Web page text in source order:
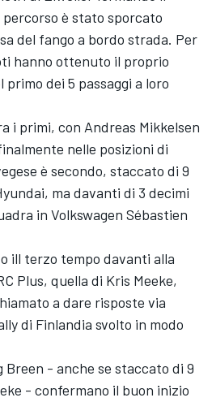
è stato sporcato
del fango a bordo strada. Per
hanno ottenuto il proprio
dei 5 passaggi a loro
i primi, con Andreas Mikkelsen
nelle posizioni di
è secondo, staccato di 9
ma davanti di 3 decimi
in Volkswagen Sébastien
ill terzo tempo davanti alla
Plus, quella di Kris Meeke,
a dare risposte via
di Finlandia svolto in modo
- anche se staccato di 9
- confermano il buon inizio